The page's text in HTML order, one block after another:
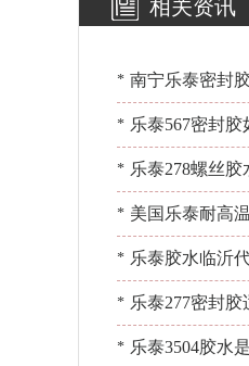
相关资讯
* 南宁乐泰密封
[百乐粘胶]为你
* 乐泰567密封
胶]包教包会，
* 乐泰278螺丝
哪些？[百乐粘
* 美国乐泰耐高
适型号？[百乐
* 乐泰胶水临沂
胶水吗？[百乐
* 乐泰277密封
有疑问找[百乐
* 乐泰3504胶水